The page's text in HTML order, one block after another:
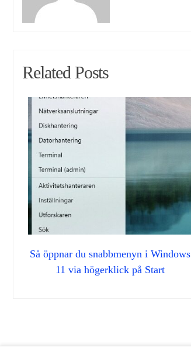
Related Posts
Så öppnar du snabbmenyn i Windows
11 via högerklick på Start